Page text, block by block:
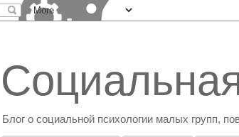
Блог о социальной психологии малых групп,